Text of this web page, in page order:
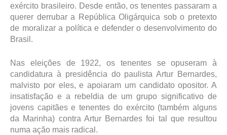
exército brasileiro. Desde então, os tenentes passaram a
querer derrubar a República Oligárquica sob o pretexto
de moralizar a política e defender o desenvolvimento do
Brasil.
Nas eleições de 1922, os tenentes se opuseram à
candidatura à presidência do paulista Artur Bernardes,
malvisto por eles, e apoiaram um candidato opositor. A
insatisfação e a rebeldia de um grupo significativo de
jovens capitães e tenentes do exército (também alguns
da Marinha) contra Artur Bernardes foi tal que resultou
numa ação mais radical.